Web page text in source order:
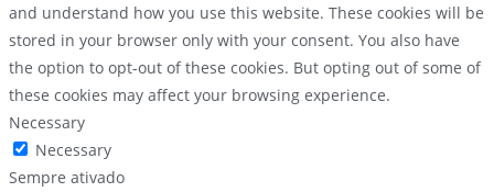
and understand how you use this website. These cookies will be
stored in your browser only with your consent. You also have
the option to opt-out of these cookies. But opting out of some of
these cookies may affect your browsing experience.
Necessary
Necessary
Sempre ativado